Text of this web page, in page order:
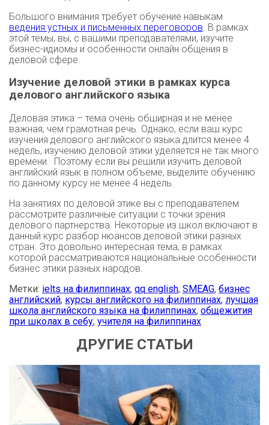
Большого внимания требует обучение навыкам
ведения устных и письменных переговоров . В рамках
этой темы, вы, с вашими преподавателями, изучите
бизнес-идиомы и особенности онлайн общения в
деловой сфере.
Изучение деловой этики в рамках курса
делового английского языка
Деловая этика – тема очень обширная и не менее
важная, чем грамотная речь. Однако, если ваш курс
изучения делового английского языка длится менее 4
недель, изучению деловой этики уделяется не так много
времени. Поэтому если вы решили изучить деловой
английский язык в полном объеме, выделите обучению
по данному курсу не менее 4 недель.
На занятиях по деловой этике вы с преподавателем
рассмотрите различные ситуации с точки зрения
делового партнерства. Некоторые из школ включают в
данный курс разбор нюансов деловой этики разных
стран. Это довольно интересная тема, в рамках
которой рассматриваются национальные особенности
бизнес этики разных народов.
Метки: ielts на филиппинах, qq english, SMEAG, бизнес
английский, курсы английского на филиппинах, лучшая
школа английского языка на филиппинах, общежития
при школах в себу, учителя на филиппинах
ДРУГИЕ СТАТЬИ